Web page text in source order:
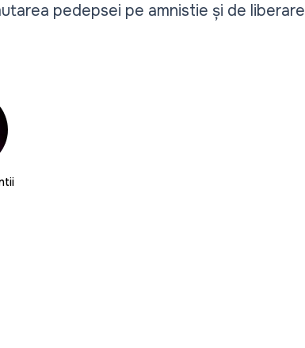
pedepsei pe amnistie și de liberare